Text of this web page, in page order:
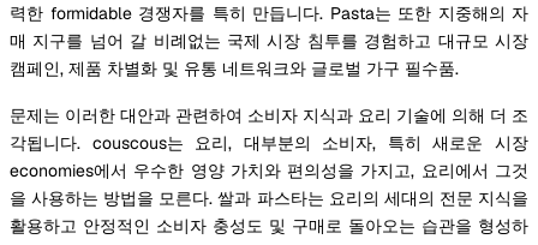
력한 formidable 경쟁자를 특히 만듭니다. Pasta는 또한 지중해의 자
매 지구를 넘어 갈 비례없는 국제 시장 침투를 경험하고 대규모 시장
캠페인, 제품 차별화 및 유통 네트워크와 글로벌 가구 필수품.
문제는 이러한 대안과 관련하여 소비자 지식과 요리 기술에 의해 더 조
각됩니다. couscous는 요리, 대부분의 소비자, 특히 새로운 시장
economies에서 우수한 영양 가치와 편의성을 가지고, 요리에서 그것
을 사용하는 방법을 모른다. 쌀과 파스타는 요리의 세대의 전문 지식을
활용하고 안정적인 소비자 충성도 및 구매로 돌아오는 습관을 형성하